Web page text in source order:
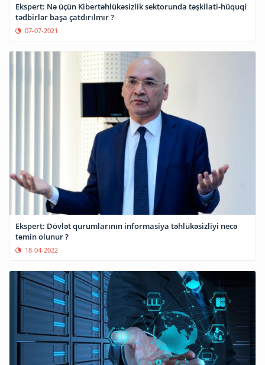
Ekspert: Nə üçün Kibertəhlükəsizlik sektorunda təşkilati-hüquqi
tədbirlər başa çatdırılmır ?
07-07-2021
Ekspert: Dövlət qurumlarının informasiya təhlükəsizliyi necə
təmin olunur ?
18-04-2022